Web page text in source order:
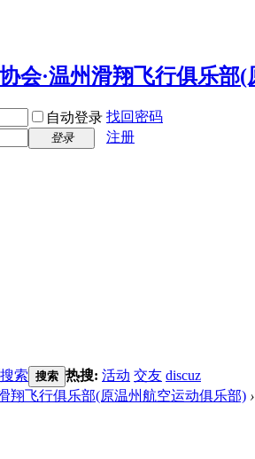
自动登录 找回密码
登录 注册
搜索 搜索 热搜: 活动 交友 discuz
翔飞行俱乐部(原温州航空运动俱乐部) ›